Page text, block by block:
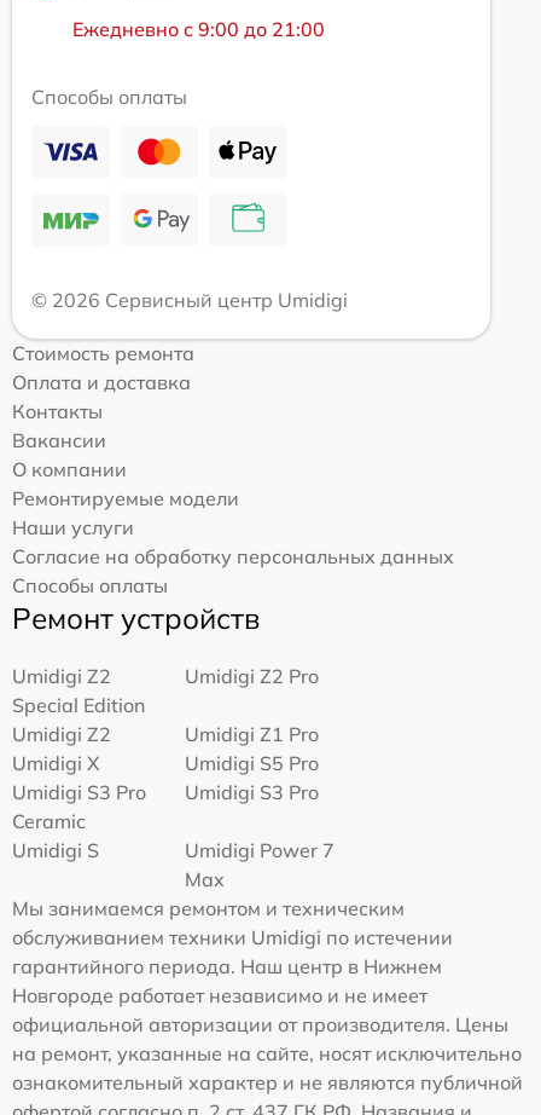
Ежедневно с 9:00 до 21:00
Способы оплаты
© 2026 Сервисный центр Umidigi
Стоимость ремонта
Оплата и доставка
Контакты
Вакансии
О компании
Ремонтируемые модели
Наши услуги
Согласие на обработку персональных данных
Способы оплаты
Ремонт устройств
Umidigi Z2
Special Edition
Umidigi Z2 Pro
Umidigi Z2
Umidigi Z1 Pro
Umidigi X
Umidigi S5 Pro
Umidigi S3 Pro
Ceramic
Umidigi S3 Pro
Umidigi S
Umidigi Power 7
Max
Мы занимаемся ремонтом и техническим
обслуживанием техники Umidigi по истечении
гарантийного периода. Наш центр в Нижнем
Новгороде работает независимо и не имеет
официальной авторизации от производителя. Цены
на ремонт, указанные на сайте, носят исключительно
ознакомительный характер и не являются публичной